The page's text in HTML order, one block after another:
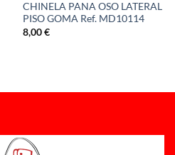
CHINELA PANA OSO LATERAL
PISO GOMA Ref. MD10114
8,00€